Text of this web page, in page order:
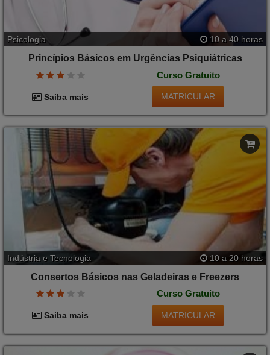
Psicologia 10 a 40 horas
Princípios Básicos em Urgências Psiquiátricas
Curso Gratuito
Saiba mais MATRICULAR
Indústria e Tecnologia 10 a 20 horas
Consertos Básicos nas Geladeiras e Freezers
Curso Gratuito
Saiba mais MATRICULAR